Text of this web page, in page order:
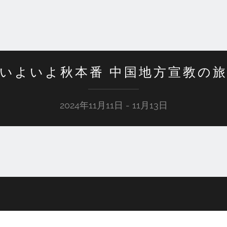
いよいよ秋本番 中国地方宣教の旅
2024年11月11日 - 11月13日